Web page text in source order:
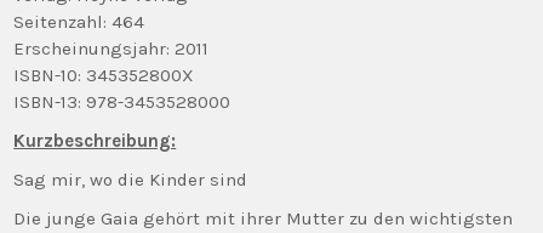
Seitenzahl: 464
Erscheinungsjahr: 2011
ISBN-10: 345352800X
ISBN-13: 978-3453528000
Kurzbeschreibung:
Sag mir, wo die Kinder sind
Die junge Gaia gehört mit ihrer Mutter zu den wichtigsten